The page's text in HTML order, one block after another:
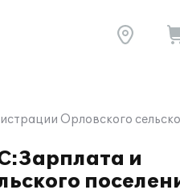
Орловского
и